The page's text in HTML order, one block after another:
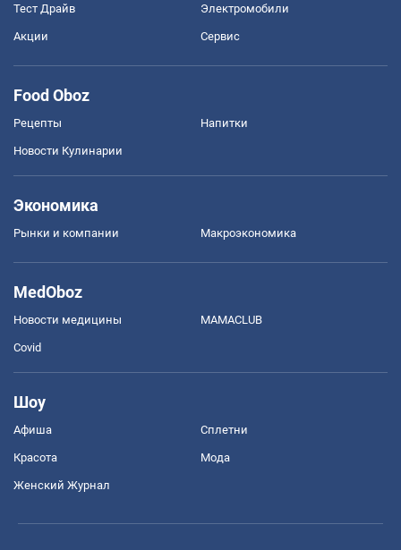
Тест Драйв Электромобили
Акции Сервис
Food Oboz
Рецепты Напитки
Новости Кулинарии
Экономика
Рынки и компании Mакроэкономика
MedOboz
Новости медицины MAMACLUB
Covid
Шоу
Афиша Сплетни
Красота Мода
Женский Журнал